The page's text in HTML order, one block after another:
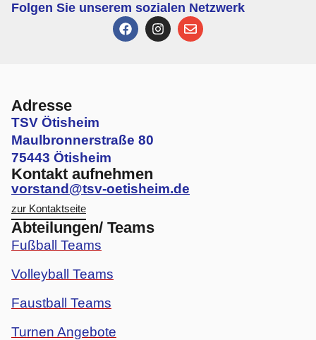
Folgen Sie unserem sozialen Netzwerk
Adresse
TSV Ötisheim
Maulbronnerstraße 80
75443 Ötisheim
Kontakt aufnehmen
vorstand@tsv-oetisheim.de
zur Kontaktseite
Abteilungen/ Teams
Fußball Teams
Volleyball Teams
Faustball Teams
Turnen Angebote